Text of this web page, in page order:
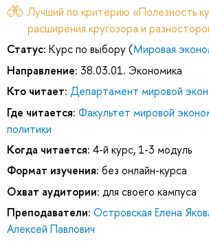
Лучший по критерию «Полезность
расширения кругозора и
Статус: Курс по выбору (Мировая
Направление: 38.03.01. Экономика
Кто читает: Департамент мировой
Где читается: Факультет мировой
политики
Когда читается: 4-й курс, 1-3 модуль
Формат изучения: без онлайн-курса
Охват аудитории: для своего кампуса
Преподаватели: Островская Елена
Алексей Павлович